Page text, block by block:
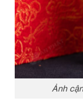
Ảnh